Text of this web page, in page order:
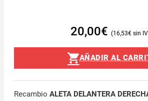
20,00€ 16,53€
AÑADIR AL
Recambio ALETA DELANTERA